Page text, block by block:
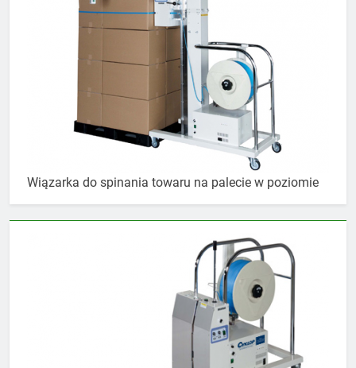
Wiązarka do spinania towaru na palecie w poziomie